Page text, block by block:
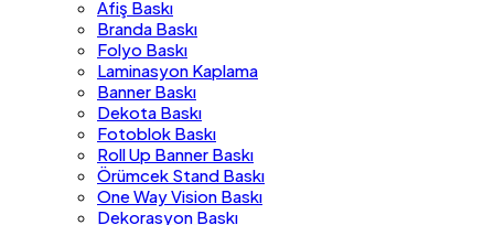
Afiş Baskı
Branda Baskı
Folyo Baskı
Laminasyon Kaplama
Banner Baskı
Dekota Baskı
Fotoblok Baskı
Roll Up Banner Baskı
Örümcek Stand Baskı
One Way Vision Baskı
Dekorasyon Baskı